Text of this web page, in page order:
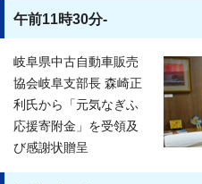
午前11時30分-
岐阜県中古自動車販売
協会岐阜支部長 森崎正
利氏から「元気なぎふ
応援寄附金」を受領及
び感謝状贈呈